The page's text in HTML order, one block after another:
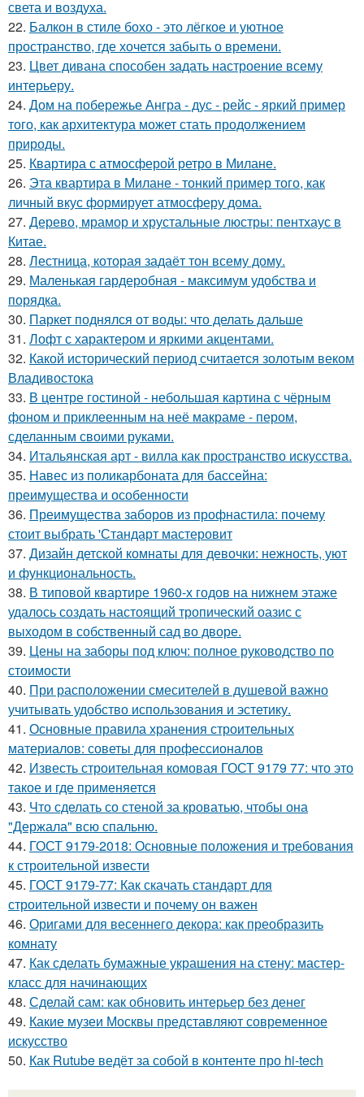
света и воздуха.
22. Балкон в стиле бохо - это лёгкое и уютное
пространство, где хочется забыть о времени.
23. Цвет дивана способен задать настроение всему
интерьеру.
24. Дом на побережье Ангра - дус - рейс - яркий пример
того, как архитектура может стать продолжением
природы.
25. Квартира с атмосферой ретро в Милане.
26. Эта квартира в Милане - тонкий пример того, как
личный вкус формирует атмосферу дома.
27. Дерево, мрамор и хрустальные люстры: пентхаус в
Китае.
28. Лестница, которая задаёт тон всему дому.
29. Маленькая гардеробная - максимум удобства и
порядка.
30. Паркет поднялся от воды: что делать дальше
31. Лофт с характером и яркими акцентами.
32. Какой исторический период считается золотым веком
Владивостока
33. В центре гостиной - небольшая картина с чёрным
фоном и приклеенным на неё макраме - пером,
сделанным своими руками.
34. Итальянская арт - вилла как пространство искусства.
35. Навес из поликарбоната для бассейна:
преимущества и особенности
36. Преимущества заборов из профнастила: почему
стоит выбрать 'Стандарт мастеровит
37. Дизайн детской комнаты для девочки: нежность, уют
и функциональность.
38. В типовой квартире 1960-х годов на нижнем этаже
удалось создать настоящий тропический оазис с
выходом в собственный сад во дворе.
39. Цены на заборы под ключ: полное руководство по
стоимости
40. При расположении смесителей в душевой важно
учитывать удобство использования и эстетику.
41. Основные правила хранения строительных
материалов: советы для профессионалов
42. Известь строительная комовая ГОСТ 9179 77: что это
такое и где применяется
43. Что сделать со стеной за кроватью, чтобы она
"Держала" всю спальню.
44. ГОСТ 9179-2018: Основные положения и требования
к строительной извести
45. ГОСТ 9179-77: Как скачать стандарт для
строительной извести и почему он важен
46. Оригами для весеннего декора: как преобразить
комнату
47. Как сделать бумажные украшения на стену: мастер-
класс для начинающих
48. Сделай сам: как обновить интерьер без денег
49. Какие музеи Москвы представляют современное
искусство
50. Как Rutube ведёт за собой в контенте про hi-tech